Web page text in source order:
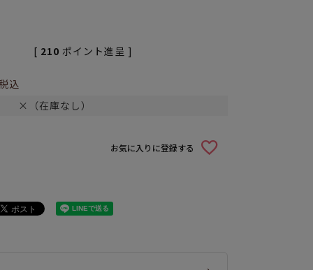
込
[ 210 ポイント進呈 ]
×（在庫なし）
お気に入りに登録する